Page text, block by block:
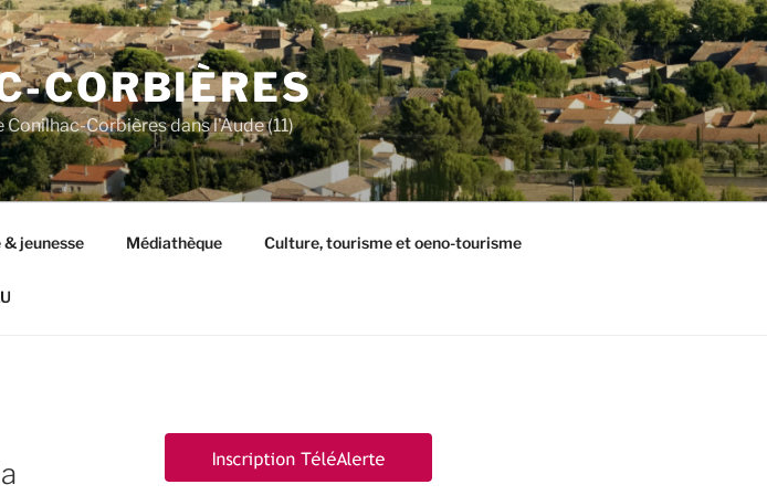
CORBIÈRES
Corbières dans l'Aude (11)
& jeunesse Médiathèque Culture, tourisme et oeno-tourisme